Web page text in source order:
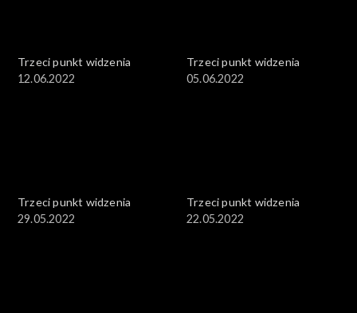
Trzeci punkt widzenia
12.06.2022
Trzeci punkt widzenia
05.06.2022
Trzeci punkt widzenia
29.05.2022
Trzeci punkt widzenia
22.05.2022